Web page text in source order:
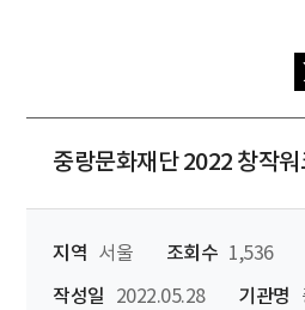
중랑문화재단 2022 창작워
지역 서울 조회수 1,536
작성일
2022.05.28 기관명